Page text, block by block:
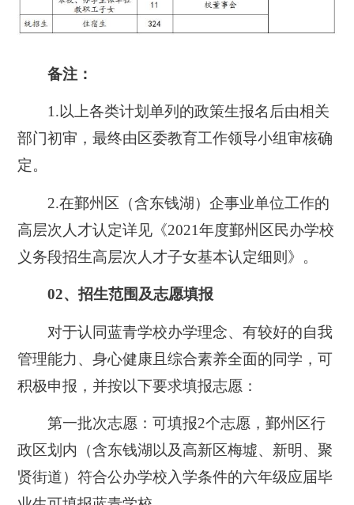
备注：
1.以上各类计划单列的政策生报名后由相关
部门初审，最终由区委教育工作领导小组审核确
定。
2.在鄞州区（含东钱湖）企事业单位工作的
高层次人才认定详见《2021年度鄞州区民办学校
义务段招生高层次人才子女基本认定细则》。
02、招生范围及志愿填报
对于认同蓝青学校办学理念、有较好的自我
管理能力、身心健康且综合素养全面的同学，可
积极申报，并按以下要求填报志愿：
第一批次志愿：可填报2个志愿，鄞州区行
政区划内（含东钱湖以及高新区梅墟、新明、聚
贤街道）符合公办学校入学条件的六年级应届毕